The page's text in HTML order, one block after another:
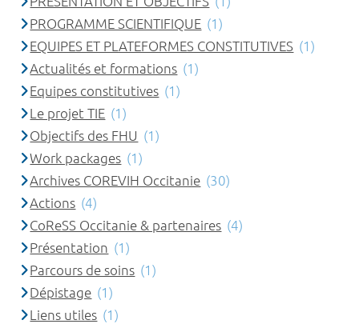
PROGRAMME SCIENTIFIQUE (1)
EQUIPES ET PLATEFORMES CONSTITUTIVES (1)
Actualités et formations (1)
Equipes constitutives (1)
Le projet TIE (1)
Objectifs des FHU (1)
Work packages (1)
Archives COREVIH Occitanie (30)
Actions (4)
CoReSS Occitanie & partenaires (4)
Présentation (1)
Parcours de soins (1)
Dépistage (1)
Liens utiles (1)